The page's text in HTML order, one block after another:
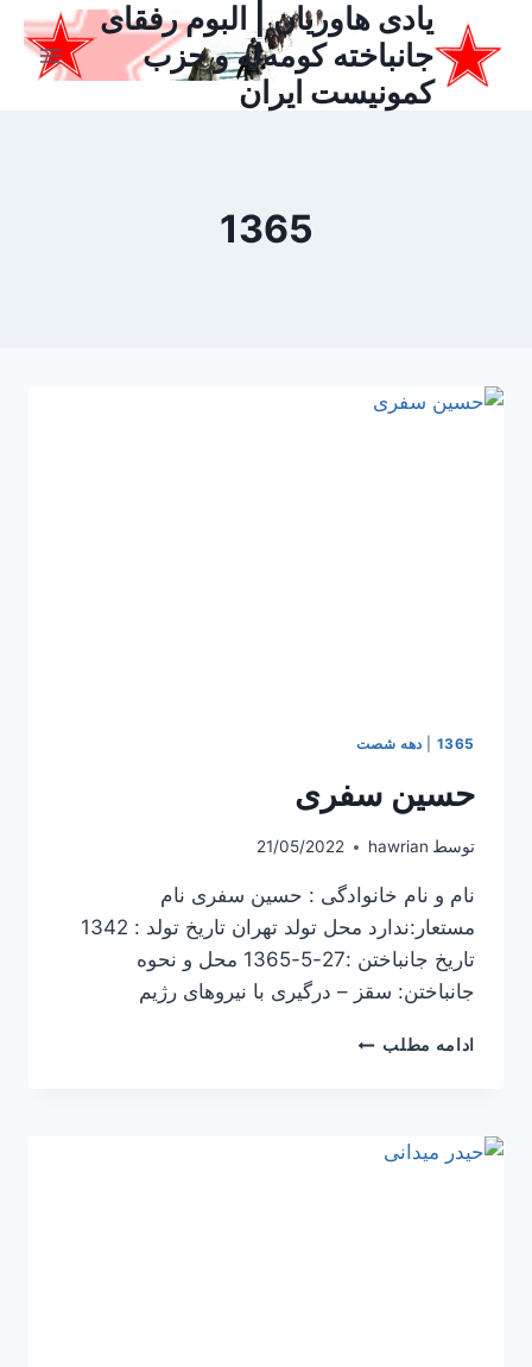
محتوا
یادی هاوریان | البوم رفقای
جانباخته کومه‌له و حزب
کمونیست ایران
1365
1365 دهه شصت
حسین سفری
توسط hawrian
21/05/2022
نام و نام خانوادگی : حسین سفری نام
مستعار:ندارد محل تولد تهران تاریخ تولد : 1342
تاریخ جانباختن :27-5-1365 محل و نحوه
جانباختن: سقز – درگیری با نیروهای رژیم
ادامه مطلب حسین